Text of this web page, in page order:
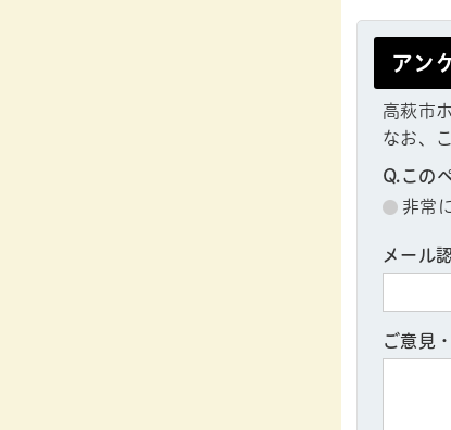
アン
高萩市
なお、
Q.この
非常
メール
ご意見